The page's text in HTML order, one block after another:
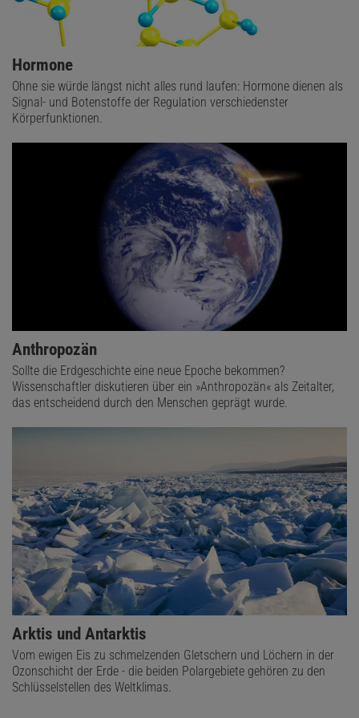
Hormone
Ohne sie würde längst nicht alles rund laufen: Hormone dienen als
Signal- und Botenstoffe der Regulation verschiedenster
Körperfunktionen.
Anthropozän
Sollte die Erdgeschichte eine neue Epoche bekommen?
Wissenschaftler diskutieren über ein »Anthropozän« als Zeitalter,
das entscheidend durch den Menschen geprägt wurde.
Arktis und Antarktis
Vom ewigen Eis zu schmelzenden Gletschern und Löchern in der
Ozonschicht der Erde - die beiden Polargebiete gehören zu den
Schlüsselstellen des Weltklimas.